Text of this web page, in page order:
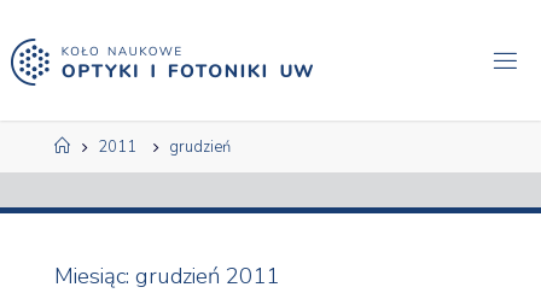
do
treści
Strona
główna
2011 grudzień
Miesiąc: grudzień 2011